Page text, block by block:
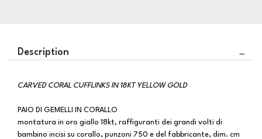
Description
CARVED CORAL CUFFLINKS IN 18KT YELLOW GOLD
PAIO DI GEMELLI IN CORALLO
montatura in oro giallo 18kt, raffiguranti dei grandi volti di
bambino incisi su corallo, punzoni 750 e del fabbricante, dim. cm